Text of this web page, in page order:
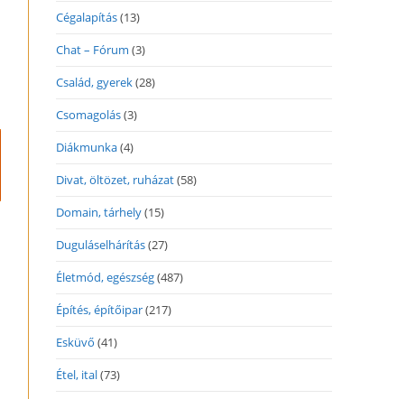
Cégalapítás(13)
Chat – Fórum (3)
Család, gyerek(28)
Csomagolás(3)
Diákmunka(4)
Divat, öltözet, ruházat(58)
Domain, tárhely(15)
Duguláselhárítás(27)
Életmód, egészség(487)
Építés, építőipar(217)
Esküvő (41)
Étel, ital(73)